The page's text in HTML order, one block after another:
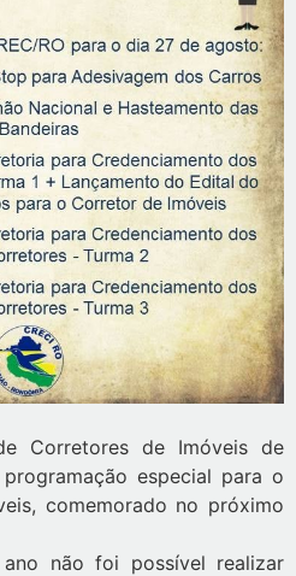
Corretores de Imóveis de
especial para o
comemorado no próximo
ano não foi possível realizar